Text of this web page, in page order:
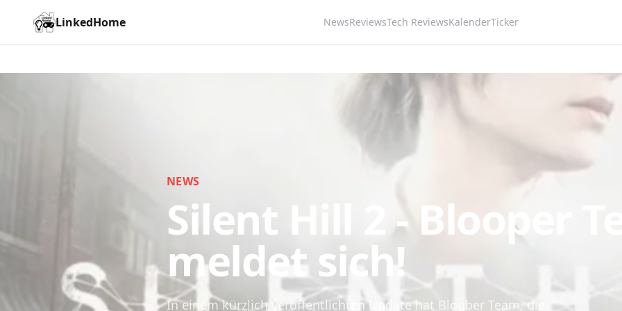
LinkedHome NewsReviewsTech ReviewsKalenderTicker
NEWS
Silent Hill 2 - Blooper
meldet sich!
In einem kürzlich veröffentlichten Update hat Bloober Team, die